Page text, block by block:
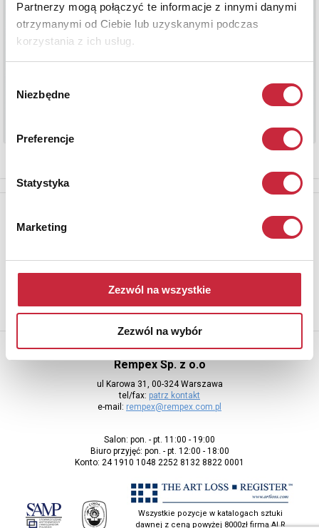
Partnerzy mogą połączyć te informacje z innymi danymi
otrzymanymi od Ciebie lub uzyskanymi podczas
korzystania z ich usług.
zgody
Niezbędne
Preferencje
Statystyka
Marketing
Zezwól na wszystkie
Zezwól na wybór
Aby otrzymywać informacje o nowych aukcjach, prosimy podać
Rempex Sp. z o.o
ul Karowa 31, 00-324 Warszawa
tel/fax: patrz kontakt
e-mail: rempex@rempex.com.pl
Salon: pon. - pt. 11:00 - 19:00
Biuro przyjęć: pon. - pt. 12:00 - 18:00
Konto: 24 1910 1048 2252 8132 8822 0001
Wszystkie pozycje w katalogach sztuki
dawnej z ceną powyżej 8000zł firma ALR